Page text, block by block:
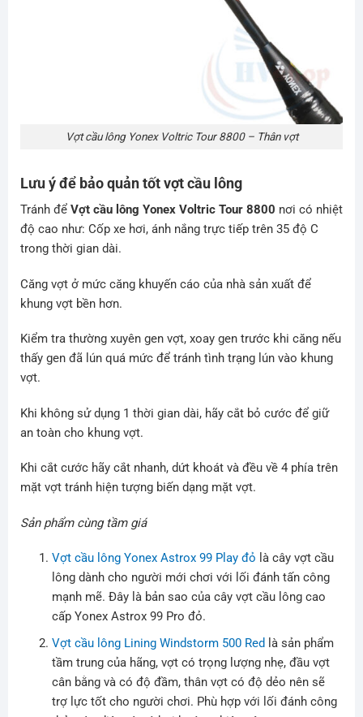
Vợt cầu lông Yonex Voltric Tour 8800 – Thân vợt
Lưu ý để bảo quản tốt vợt cầu lông
Tránh để Vợt cầu lông Yonex Voltric Tour 8800 nơi có nhiệt
độ cao như: Cốp xe hơi, ánh nắng trực tiếp trên 35 độ C
trong thời gian dài.
Căng vợt ở mức căng khuyến cáo của nhà sản xuất để
khung vợt bền hơn.
Kiểm tra thường xuyên gen vợt, xoay gen trước khi căng nếu
thấy gen đã lún quá mức để tránh tình trạng lún vào khung
vợt.
Khi không sử dụng 1 thời gian dài, hãy cắt bỏ cước để giữ
an toàn cho khung vợt.
Khi cắt cước hãy cắt nhanh, dứt khoát và đều về 4 phía trên
mặt vợt tránh hiện tượng biến dạng mặt vợt.
Sản phẩm cùng tầm giá
Vợt cầu lông Yonex Astrox 99 Play đỏ là cây vợt cầu
lông dành cho người mới chơi với lối đánh tấn công
mạnh mẽ. Đây là bản sao của cây vợt cầu lông cao
cấp Yonex Astrox 99 Pro đỏ.
Vợt cầu lông Lining Windstorm 500 Red là sản phẩm
tầm trung của hãng, vợt có trọng lượng nhẹ, đầu vợt
cân bằng và có độ đầm, thân vợt có độ dẻo nên sẽ
trợ lực tốt cho người chơi. Phù hợp với lối đánh công